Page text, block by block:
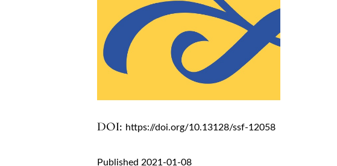
DOI: https://doi.org/10.13128/ssf-12058
Published 2021-01-08